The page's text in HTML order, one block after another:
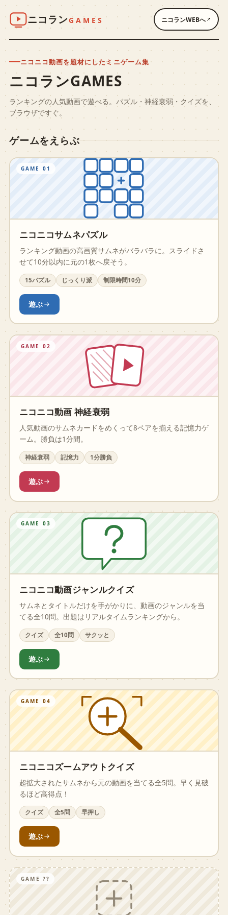
ニコランGAMES ニコランWEBへ
ニコニコ動画を題材にしたミニゲーム集
ニコランGAMES
ランキングの人気動画で遊べる。パズル・神経衰弱・クイズを、
ブラウザですぐ。
ゲームをえらぶ
GAME 01
ニコニコサムネパズル
ランキング動画の高画質サムネがバラバラに。スライドさ
せて10分以内に元の1枚へ戻そう。
15パズル じっくり派 制限時間10分
遊ぶ
GAME 02
ニコニコ動画 神経衰弱
人気動画のサムネカードをめくって8ペアを揃える記憶力ゲ
ーム。勝負は1分間。
神経衰弱 記憶力 1分勝負
遊ぶ
GAME 03
ニコニコ動画ジャンルクイズ
サムネとタイトルだけを手がかりに、動画のジャンルを当
てる全10問。出題はリアルタイムランキングから。
クイズ 全10問 サクッと
遊ぶ
GAME 04
ニコニコズームアウトクイズ
超拡大されたサムネから元の動画を当てる全5問。早く見破
るほど高得点！
クイズ 全5問 早押し
遊ぶ
GAME ??